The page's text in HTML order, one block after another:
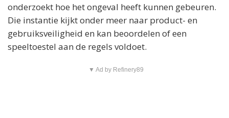
onderzoekt hoe het ongeval heeft kunnen gebeuren.
Die instantie kijkt onder meer naar product- en
gebruiksveiligheid en kan beoordelen of een
speeltoestel aan de regels voldoet.
▼ Ad by Refinery89